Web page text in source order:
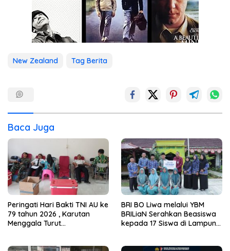
New Zealand Tag Berita
Baca Juga
Peringati Hari Bakti TNI AU ke
79 tahun 2026 , Karutan
Menggala Turut
BRI BO Liwa melalui YBM
BRILiaN Serahkan Beasiswa
kepada 17 Siswa di Lampung